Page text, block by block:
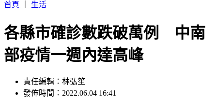
首頁
生活
各縣市確診數跌破萬例 中南
部疫情一週內達高峰
責任編輯：林弘笙
發佈時間：2022.06.04 16:41